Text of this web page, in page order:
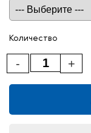
Количество
+
-